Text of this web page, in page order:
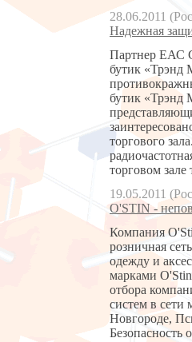
28.06.2011
Надежная
Партнер ЕАС
бутик «Трэнд
бутик «Трэнд
торгового
торговом
19.05.2011
O'STIN -
Компания
розничная
одежду и
марками O'Stin
отбора
систем в сети
Новгороде,
Безопасность